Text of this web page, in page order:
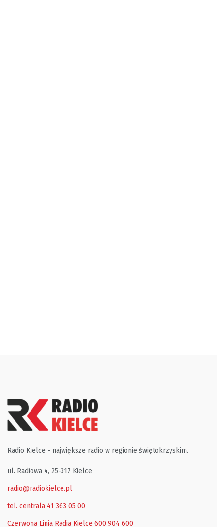
Radio Kielce - największe radio w regionie świętokrzyskim.
ul. Radiowa 4, 25-317 Kielce
radio@radiokielce.pl
tel. centrala 41 363 05 00
Czerwona Linia Radia Kielce 600 904 600